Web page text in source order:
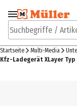
Zur Navigation
springen
Suchbegriffe /
Startseite Multi-Media
Kfz-Ladegerät XLayer Typ